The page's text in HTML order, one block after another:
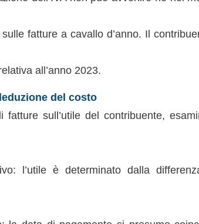
fatture a cavallo d’anno. Il
all’anno 2023.
del costo
fatture sull’utile del contribuente,
l’utile è determinato dalla